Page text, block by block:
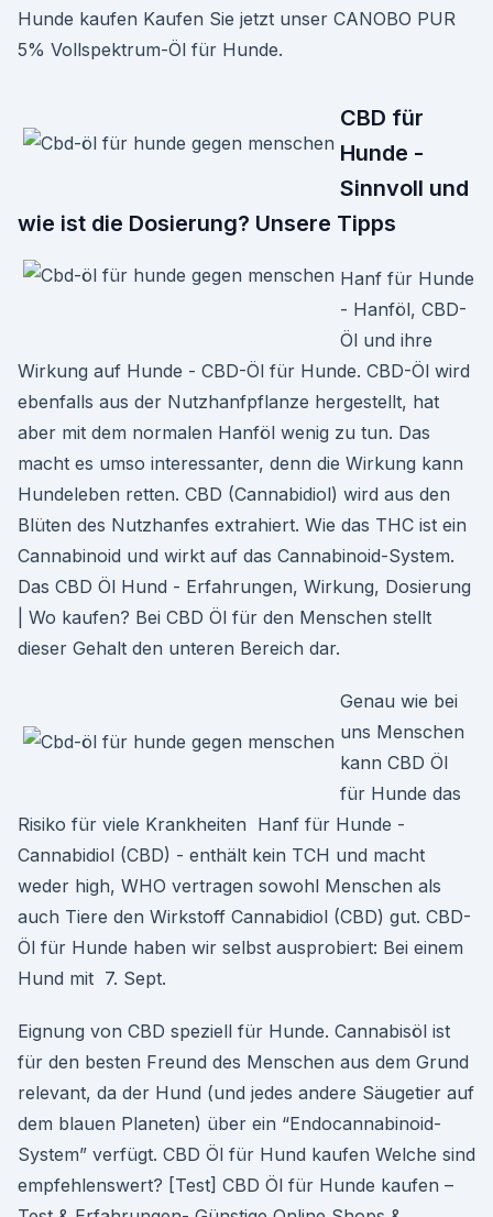
Hunde kaufen Kaufen Sie jetzt unser CANOBO PUR
5% Vollspektrum-Öl für Hunde.
CBD für
Hunde -
Sinnvoll und
wie ist die Dosierung? Unsere Tipps
Hanf für Hunde
- Hanföl, CBD-
Öl und ihre
Wirkung auf Hunde - CBD-Öl für Hunde. CBD-Öl wird
ebenfalls aus der Nutzhanfpflanze hergestellt, hat
aber mit dem normalen Hanföl wenig zu tun. Das
macht es umso interessanter, denn die Wirkung kann
Hundeleben retten. CBD (Cannabidiol) wird aus den
Blüten des Nutzhanfes extrahiert. Wie das THC ist ein
Cannabinoid und wirkt auf das Cannabinoid-System.
Das CBD Öl Hund - Erfahrungen, Wirkung, Dosierung
| Wo kaufen? Bei CBD Öl für den Menschen stellt
dieser Gehalt den unteren Bereich dar.
Genau wie bei
uns Menschen
kann CBD Öl
für Hunde das
Risiko für viele Krankheiten Hanf für Hunde -
Cannabidiol (CBD) - enthält kein TCH und macht
weder high, WHO vertragen sowohl Menschen als
auch Tiere den Wirkstoff Cannabidiol (CBD) gut. CBD-
Öl für Hunde haben wir selbst ausprobiert: Bei einem
Hund mit 7. Sept.
Eignung von CBD speziell für Hunde. Cannabisöl ist
für den besten Freund des Menschen aus dem Grund
relevant, da der Hund (und jedes andere Säugetier auf
dem blauen Planeten) über ein “Endocannabinoid-
System” verfügt. CBD Öl für Hund kaufen Welche sind
empfehlenswert? [Test] CBD Öl für Hunde kaufen –